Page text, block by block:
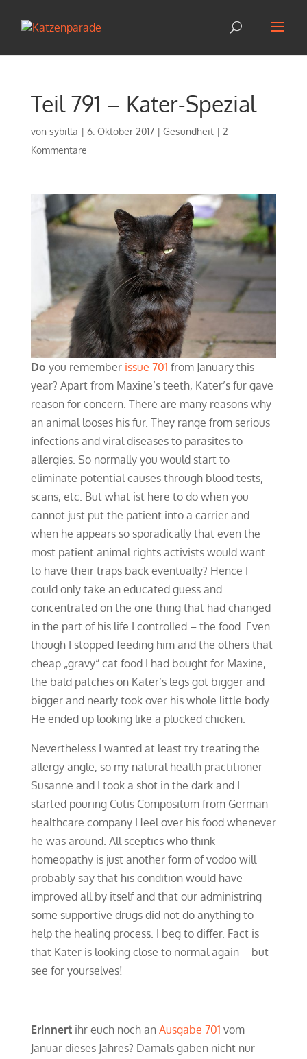
Teil 791 – Kater-Spezial
von sybilla | 6. Oktober 2017| Gesundheit| 2
Kommentare
Do you remember issue 701 from January this
year? Apart from Maxine’s teeth, Kater’s fur gave
reason for concern. There are many reasons why
an animal looses his fur. They range from serious
infections and viral diseases to parasites to
allergies. So normally you would start to
eliminate potential causes through blood tests,
scans, etc. But what ist here to do when you
cannot just put the patient into a carrier and
when he appears so sporadically that even the
most patient animal rights activists would want
to have their traps back eventually? Hence I
could only take an educated guess and
concentrated on the one thing that had changed
in the part of his life I controlled – the food. Even
though I stopped feeding him and the others that
cheap „gravy“ cat food I had bought for Maxine,
the bald patches on Kater’s legs got bigger and
bigger and nearly took over his whole little body.
He ended up looking like a plucked chicken.
Nevertheless I wanted at least try treating the
allergy angle, so my natural health practitioner
Susanne and I took a shot in the dark and I
started pouring Cutis Compositum from German
healthcare company Heel over his food whenever
he was around. All sceptics who think
homeopathy is just another form of vodoo will
probably say that his condition would have
improved all by itself and that our administring
some supportive drugs did not do anything to
help the healing process. I beg to differ. Fact is
that Kater is looking close to normal again – but
see for yourselves!
———-
Erinnertihr euch noch an Ausgabe 701 vom
Januar dieses Jahres? Damals gaben nicht nur